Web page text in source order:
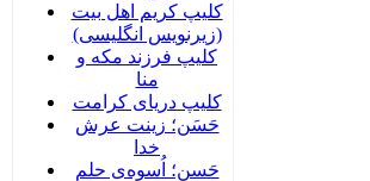
کلیپ کریم اهل بیت
(زیرنویس انگلیسی)
کلیپ فرزند مکه و
منا
کلیپ دریای کرامت
حَسَن؛ زینت عرش
خدا
حَسن؛ اُسوه‌ی حلم